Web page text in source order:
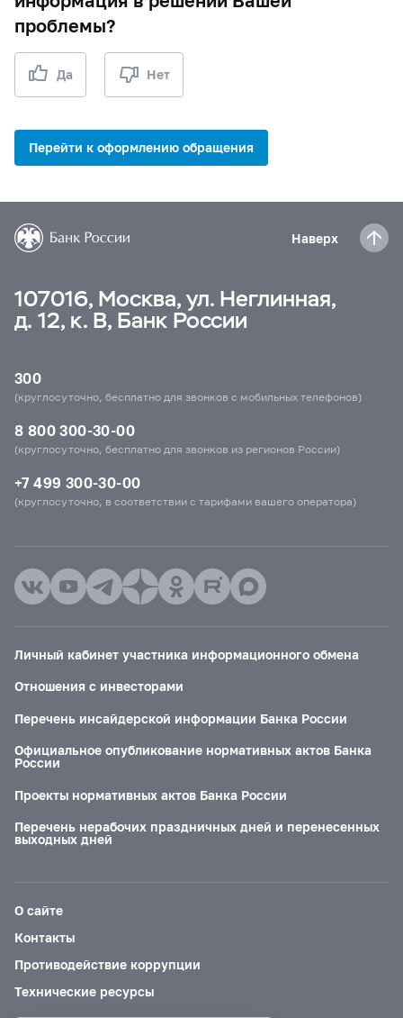
проблемы?
Да Нет
Перейти к оформлению обращения
Наверх
107016, Москва, ул. Неглинная,
д. 12, к. В, Банк России
300
(круглосуточно, бесплатно для звонков с мобильных телефонов)
8 800 300-30-00
(круглосуточно, бесплатно для звонков из регионов России)
+7 499 300-30-00
(круглосуточно, в соответствии с тарифами вашего оператора)
Личный кабинет участника информационного обмена
Отношения с инвесторами
Перечень инсайдерской информации Банка России
Официальное опубликование нормативных актов Банка
России
Проекты нормативных актов Банка России
Перечень нерабочих праздничных дней и перенесенных
выходных дней
О сайте
Контакты
Противодействие коррупции
Технические ресурсы